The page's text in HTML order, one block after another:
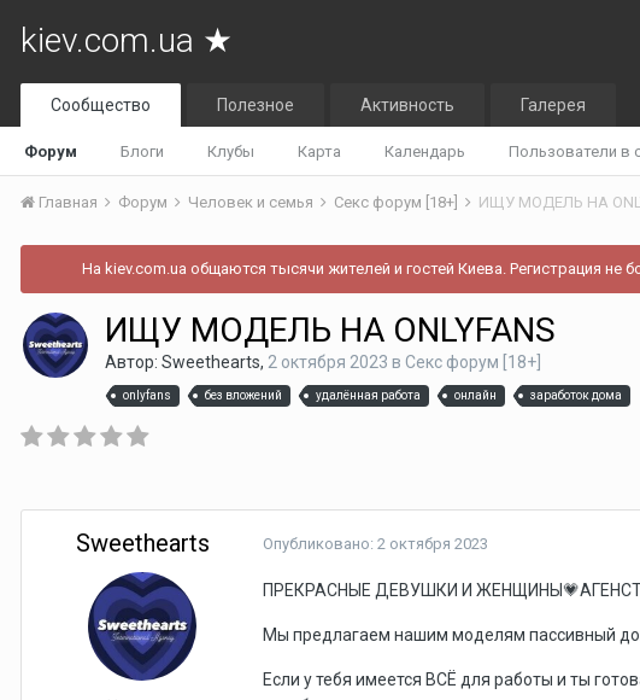
kiev.com.ua ★
Сообщество
Форум Блоги Клубы Карта Календарь Пользователи в
Полезное Активность Галерея
Главная Форум Человек и семья Секс форум [18+] ИЩУ МОДЕЛЬ НА
На kiev.com.ua общаются тысячи жителей и гостей Киева. Регистрация
ИЩУ МОДЕЛЬ НА ONLYFANS
Автор: Sweethearts, 2 октября 2023 в Секс форум [18+]
onlyfans без вложений удалённая работа онлайн заработок дома
Sweethearts Опубликовано: 2 октября 2023
ПРЕКРАСНЫЕ ДЕВУШКИ И ЖЕНЩИНЫ💗
Мы предлагаем нашим моделям пассивный
Если у тебя имеется ВСЁ для работы и ты